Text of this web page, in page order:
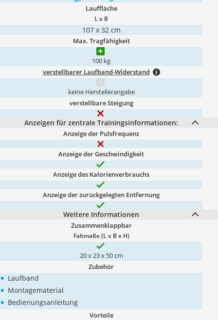
Lauffläche
L x B
107 x 32 cm
Max. Tragfähigkeit
100 kg
verstellbarer Laufband-Widerstand
keine Herstellerangabe
verstellbare Steigung
Anzeigen für zentrale Trainingsinformationen:
Anzeige der Pulsfrequenz
Anzeige der Geschwindigkeit
Anzeige des Kalorienverbrauchs
Anzeige der zurückgelegten Entfernung
Weitere Informationen
Zusammenklappbar
Faltmaße (L x B x H)
20 x 23 x 50 cm
Zubehör
• Laufband
• Montagematerial
• Bedienungsanleitung
Vorteile